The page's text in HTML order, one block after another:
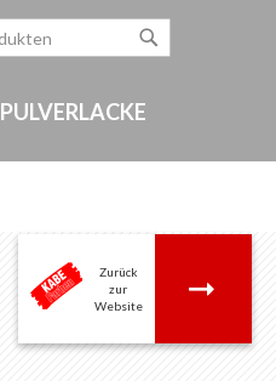
Zurück
zur
Website
PULVERLACKE